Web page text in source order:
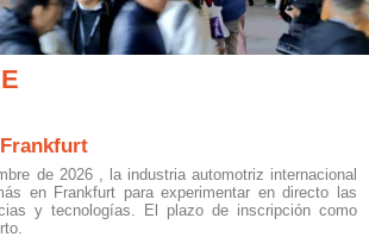
de 2026 , la industria automotriz internacional
en Frankfurt para experimentar en directo las
y tecnologías. El plazo de inscripción como